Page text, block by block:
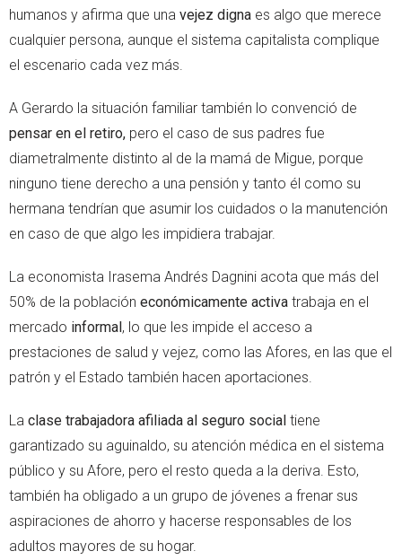
humanos y afirma que una vejez digna es algo que merece
cualquier persona, aunque el sistema capitalista complique
el escenario cada vez más.
A Gerardo la situación familiar también lo convenció de
pensar en el retiro, pero el caso de sus padres fue
diametralmente distinto al de la mamá de Migue, porque
ninguno tiene derecho a una pensión y tanto él como su
hermana tendrían que asumir los cuidados o la manutención
en caso de que algo les impidiera trabajar.
La economista Irasema Andrés Dagnini acota que más del
50% de la población económicamente activa trabaja en el
mercado informal, lo que les impide el acceso a
prestaciones de salud y vejez, como las Afores, en las que el
patrón y el Estado también hacen aportaciones.
La clase trabajadora afiliada al seguro social tiene
garantizado su aguinaldo, su atención médica en el sistema
público y su Afore, pero el resto queda a la deriva. Esto,
también ha obligado a un grupo de jóvenes a frenar sus
aspiraciones de ahorro y hacerse responsables de los
adultos mayores de su hogar.